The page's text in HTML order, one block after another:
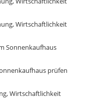
Wirtschaftlichkeit
Sonnenkaufhaus
prüfen
Wirtschaftlichkeit